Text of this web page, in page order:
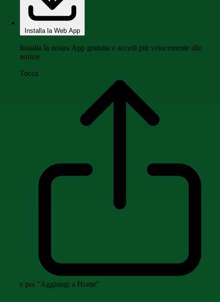
Installa la Web App
Installa la nostra App gratuita e accedi più velocemente alle
notizie
Tocca
e poi "Aggiungi a Home"